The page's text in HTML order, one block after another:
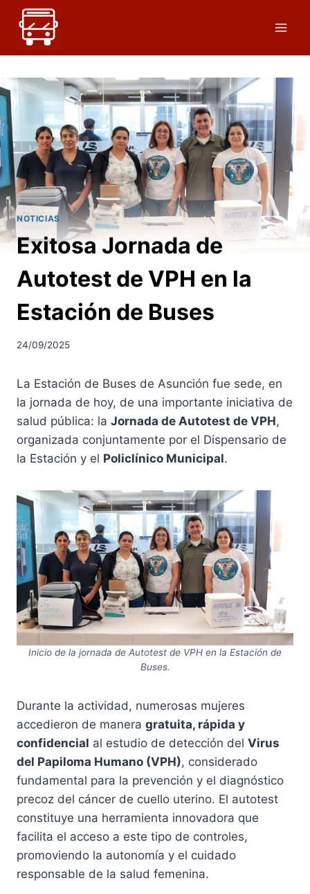
Saltar
contenido
NOTICIAS
Exitosa Jornada de
Autotest de VPH en la
Estación de Buses
24/09/2025
La Estación de Buses de Asunción fue sede, en
la jornada de hoy, de una importante iniciativa de
salud pública: la Jornada de Autotest de VPH,
organizada conjuntamente por el Dispensario de
la Estación y el Policlínico Municipal.
Inicio de la jornada de Autotest de VPH en la Estación de
Buses.
Durante la actividad, numerosas mujeres
accedieron de manera gratuita, rápida y
confidencial al estudio de detección del Virus
del Papiloma Humano (VPH), considerado
fundamental para la prevención y el diagnóstico
precoz del cáncer de cuello uterino. El autotest
constituye una herramienta innovadora que
facilita el acceso a este tipo de controles,
promoviendo la autonomía y el cuidado
responsable de la salud femenina.